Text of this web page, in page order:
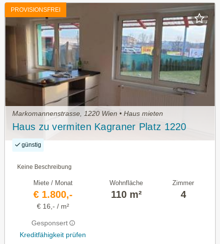
PROVISIONSFREI
Markomannenstrasse, 1220 Wien • Haus mieten
Haus zu vermiten Kagraner Platz 1220
günstig
Keine Beschreibung
Miete / Monat
€ 1.800,-
€ 16,- / m²
Gesponsert
Kreditfähigkeit prüfen
Wohnfläche
110 m²
Zimmer
4